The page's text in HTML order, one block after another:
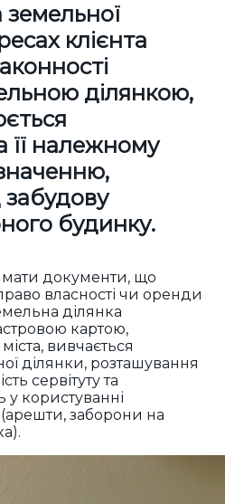
земельної
клієнта
ділянкою,
її належному
забудову
будинку.
документи, що
власності чи оренди
ділянка
картою,
вивчається
ділянки, розташування
сервітуту та
користуванні
заборони на